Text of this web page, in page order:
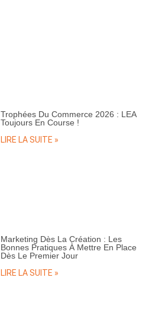
Trophées Du Commerce 2026 : LEA
Toujours En Course !
LIRE LA SUITE »
Marketing Dès La Création : Les
Bonnes Pratiques À Mettre En Place
Dès Le Premier Jour
LIRE LA SUITE »